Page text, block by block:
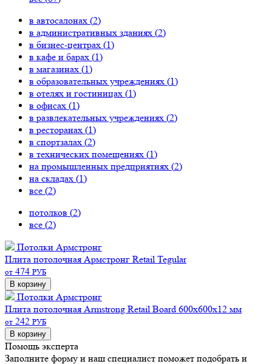
в автосалонах (2)
в административных зданиях (2)
в бизнес-центрах (1)
в кафе и барах (1)
в магазинах (1)
в образовательных учреждениях (1)
в отелях и гостиницах (1)
в офисах (1)
в развлекательных учреждениях (2)
в ресторанах (1)
в спортзалах (2)
в технических помещениях (1)
на промышленных предприятиях (2)
на складах (1)
все (2)
потолков (2)
все (2)
Потолки Армстронг
Плита потолочная Армстронг Retail Tegular
от 474 РУБ
В корзину
Потолки Армстронг
Плита потолочная Armstrong Retail Board 600х600х12 мм
от 242 РУБ
В корзину
Помощь эксперта
Заполните форму и наш специалист поможет подобрать и